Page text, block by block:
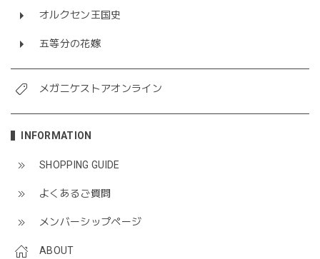
オルクセン王国史
五等分の花嫁
メガニケストアオンライン
INFORMATION
SHOPPING GUIDE
よくあるご質問
メンバーシップページ
ABOUT